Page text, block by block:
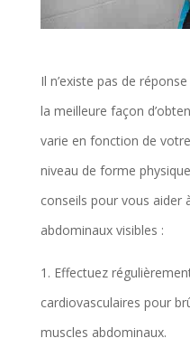
Il n’existe pas de
la meilleure façon
varie en fonction de
niveau de forme
conseils pour vous aider
abdominaux visibles :
1. Effectuez
cardiovasculaires pour
muscles abdominaux.